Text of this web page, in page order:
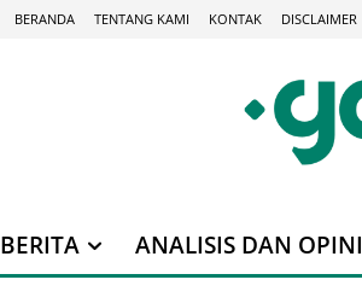
BERANDA TENTANG KAMI KONTAK DISCLAIMER
BERITA ANALISIS DAN OPINI